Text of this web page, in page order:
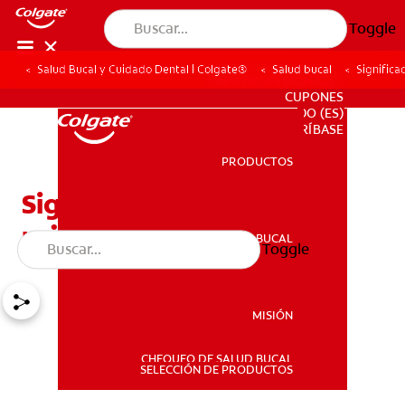
Toggle
SALUD BUCAL
PARA PROFESIONALES
CUPONES
DO (ES)
SUSCRÍBASE
PRODUCTOS
SALUD BUCAL
MISIÓN
CHEQUEO DE SALUD BUCAL
SELECCIÓN DE PRODUCTOS
Toggle
Salud Bucal y Cuidado Dental | Colgate® Salud bucal
Significado de las encías
rojas en mujeres